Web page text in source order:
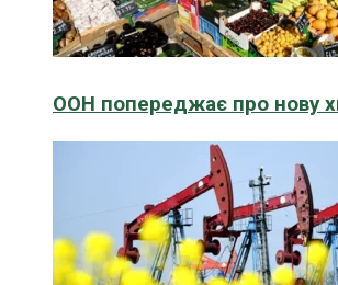
ООН попереджає про нову